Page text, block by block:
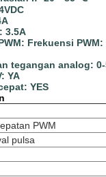
3.5A
Frekuensi PWM:
tegangan analog:
YA
YES
PWM
pulsa